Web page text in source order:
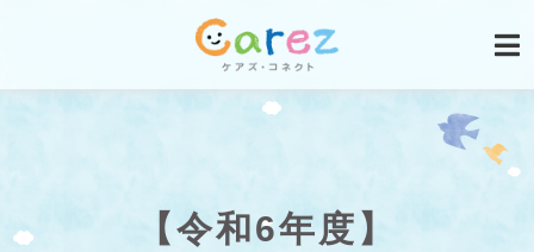
【令和6年度】